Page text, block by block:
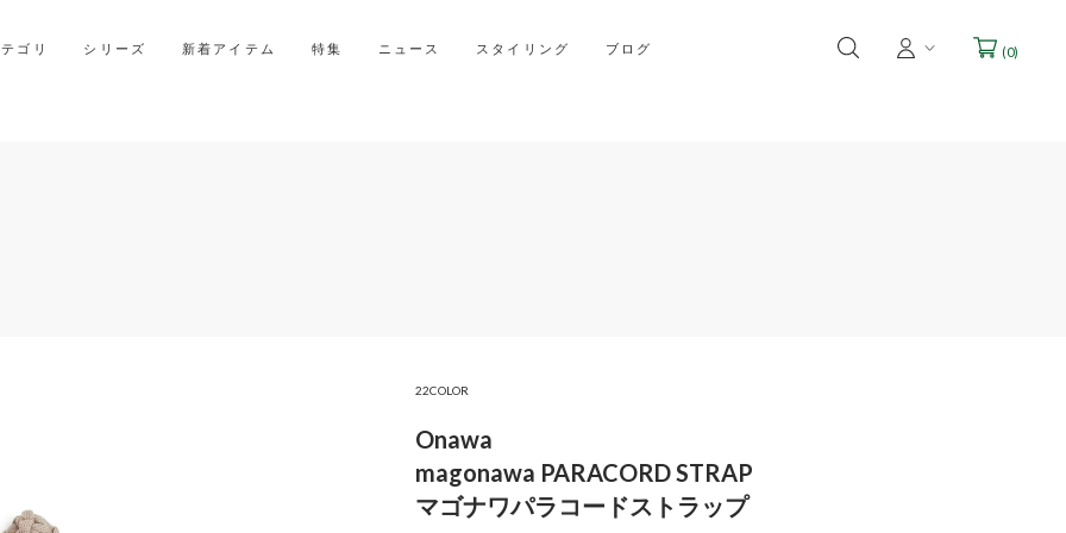
ゴリ シリーズ 新着アイテム 特集 ニュース スタイリング ブログ (0)
22COLOR
Onawa
magonawa PARACORD STRAP
マゴナワパラコードストラップ